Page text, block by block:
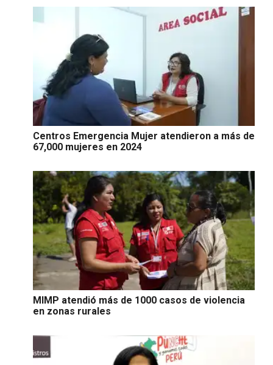
Centros Emergencia Mujer atendieron a más de
67,000 mujeres en 2024
MIMP atendió más de 1000 casos de violencia
en zonas rurales